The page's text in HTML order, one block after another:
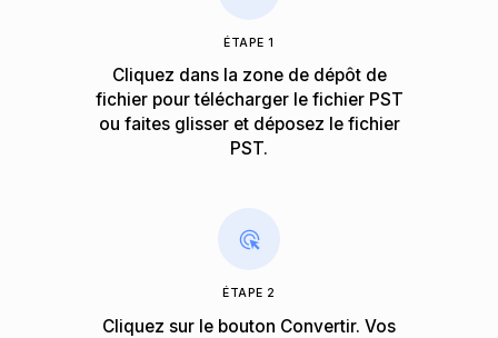
ÉTAPE 1
Cliquez dans la zone de dépôt de
fichier pour télécharger le fichier PST
ou faites glisser et déposez le fichier
PST.
ÉTAPE 2
Cliquez sur le bouton Convertir. Vos